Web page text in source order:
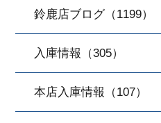
鈴鹿店ブログ（1199）
入庫情報（305）
本店入庫情報（107）